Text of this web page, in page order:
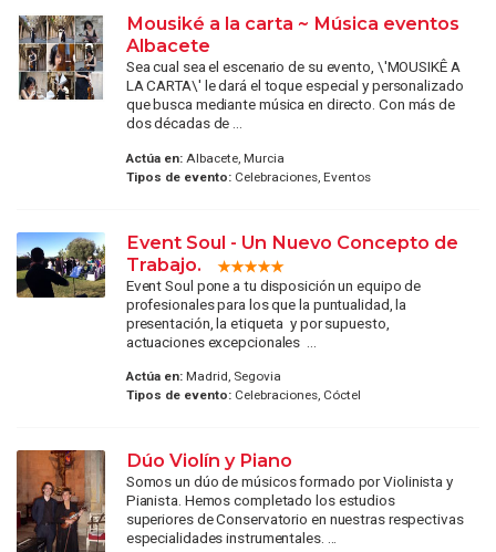
Mousiké a la carta ~ Música eventos
Albacete
Sea cual sea el escenario de su evento, \'MOUSIKÊ A
LA CARTA\' le dará el toque especial y personalizado
que busca mediante música en directo. Con más de
dos décadas de ...
Actúa en:Albacete, Murcia
Tipos de evento:Celebraciones, Eventos
Event Soul - Un Nuevo Concepto de
Trabajo.
Event Soul pone a tu disposición un equipo de
profesionales para los que la puntualidad, la
presentación, la etiqueta y por supuesto,
actuaciones excepcionales ...
Actúa en:Madrid, Segovia
Tipos de evento:Celebraciones, Cóctel
Dúo Violín y Piano
Somos un dúo de músicos formado por Violinista y
Pianista. Hemos completado los estudios
superiores de Conservatorio en nuestras respectivas
especialidades instrumentales. ...